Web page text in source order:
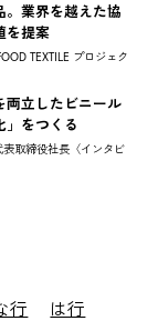
。業界を越えた協
を提案
TEXTILE プロジェク
両立したビニール
」をつくる
取締役社長〈インタビ
行
は行